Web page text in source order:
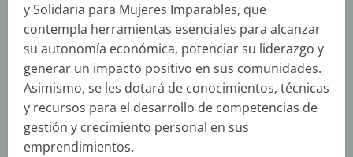
y Solidaria para Mujeres Imparables, que
contempla herramientas esenciales para alcanzar
su autonomía económica, potenciar su liderazgo y
generar un impacto positivo en sus comunidades.
Asimismo, se les dotará de conocimientos, técnicas
y recursos para el desarrollo de competencias de
gestión y crecimiento personal en sus
emprendimientos.